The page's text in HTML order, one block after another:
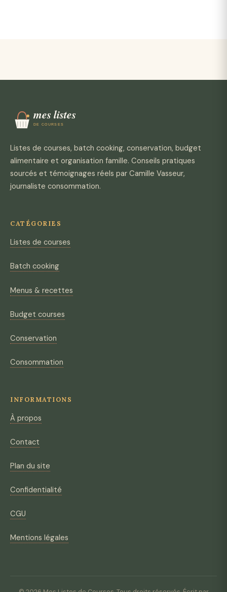
Listes de courses, batch cooking, conservation, budget
alimentaire et organisation famille. Conseils pratiques
sourcés et témoignages réels par Camille Vasseur,
journaliste consommation.
CATÉGORIES
Listes de courses
Batch cooking
Menus & recettes
Budget courses
Conservation
Consommation
INFORMATIONS
À propos
Contact
Plan du site
Confidentialité
CGU
Mentions légales